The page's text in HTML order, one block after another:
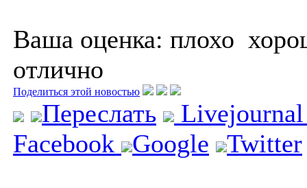
Ваша оценка: плохо
отлично
Поделиться этой новостью
Переслать
Facebook
Google Twitter